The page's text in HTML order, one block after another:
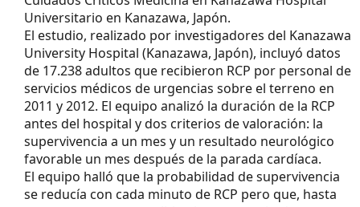
Universitario en Kanazawa, Japón.
El estudio, realizado por investigadores del Kanazawa
University Hospital (Kanazawa, Japón), incluyó datos
de 17.238 adultos que recibieron RCP por personal de
servicios médicos de urgencias sobre el terreno en
2011 y 2012. El equipo analizó la duración de la RCP
antes del hospital y dos criterios de valoración: la
supervivencia a un mes y un resultado neurológico
favorable un mes después de la parada cardíaca.
El equipo halló que la probabilidad de supervivencia
se reducía con cada minuto de RCP pero que, hasta